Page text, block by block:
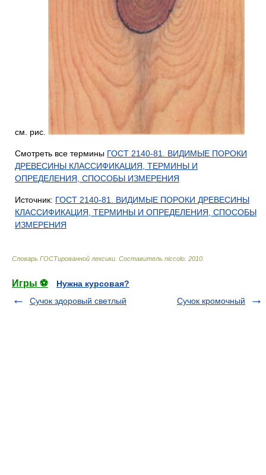
см. рис.
Смотреть все термины ГОСТ 2140-81. ВИДИМЫЕ ПОРОКИ
ДРЕВЕСИНЫ КЛАССИФИКАЦИЯ, ТЕРМИНЫ И
ОПРЕДЕЛЕНИЯ, СПОСОБЫ ИЗМЕРЕНИЯ
Источник: ГОСТ 2140-81. ВИДИМЫЕ ПОРОКИ ДРЕВЕСИНЫ
КЛАССИФИКАЦИЯ, ТЕРМИНЫ И ОПРЕДЕЛЕНИЯ, СПОСОБЫ
ИЗМЕРЕНИЯ
Словарь ГОСТированной лексики Составитель niccolo 2010
Игры ⚽
Нужна курсовая?
Сучок здоровый светлый
Сучок кромочный